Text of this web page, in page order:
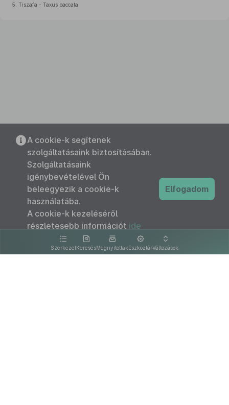
5.
Tiszafa - Taxus baccata
SzerkezetKeresésMegnyitottakEszköztárVáltozások
A cookie-k segítenek
szolgáltatásaink biztosításában.
Szolgáltatásaink
igénybevételével Ön
beleegyezik a cookie-k
használatába.
A cookie-k kezeléséről
részletesebb információt ide
kattintva olvashat.
Elfogadom